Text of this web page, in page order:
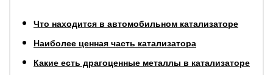
Что находится в автомобильном катализаторе
Наиболее ценная часть катализатора
Какие есть драгоценные металлы в катализаторе